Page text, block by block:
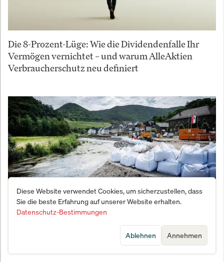
Die 8-Prozent-Lüge: Wie die Dividendenfalle Ihr
Vermögen vernichtet – und warum AlleAktien
Verbraucherschutz neu definiert
Ahrtal-Flutkatastrophe: 5 Jahre später – Warum
Deutschland IMMER NOCH nicht vorbereitet ist
Diese Website verwendet Cookies, um sicherzustellen, dass
Sie die beste Erfahrung auf unserer Website erhalten.
Datenschutz-Bestimmungen
Annehmen
Ablehnen